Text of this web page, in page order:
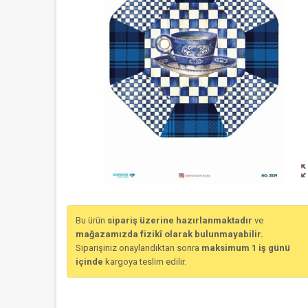
Bu ürün sipariş üzerine hazırlanmaktadır ve
mağazamızda fizikî olarak bulunmayabilir.
Siparişiniz onaylandıktan sonra maksimum 1 iş günü
içinde kargoya teslim edilir.